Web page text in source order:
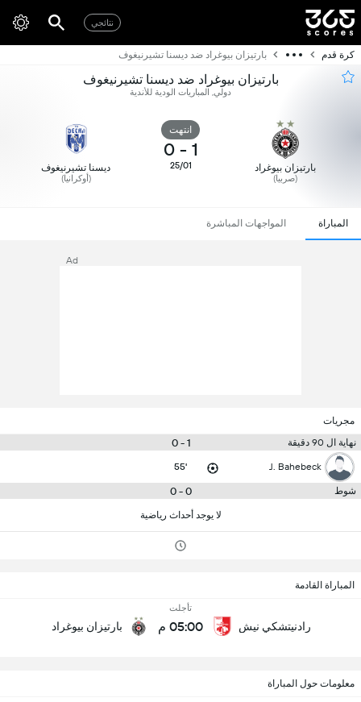
نتائجي
كرة قدم بارتيزان بيوغراد ضد ديسنا تشيرنيغوف
بارتيزان بيوغراد ضد ديسنا تشيرنيغوف
دولي, المباريات الودية للأندية
بارتيزان بيوغراد
(صربيا)
انتهت
1
-
0
25/01 ديسنا تشيرنيغوف
(أوكرانيا)
المباراة المواجهات المباشرة
Ad
مجريات
نهاية ال 90 دقيقة
1 - 0
J. Bahebeck
55'
شوط 0 - 0
لا يوجد أحداث رياضية
المباراة القادمة
رادنيتشكي نيش
تأجلت
05:00 م بارتيزان بيوغراد
معلومات حول المباراة